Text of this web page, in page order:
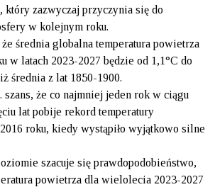
, który zazwyczaj przyczynia się do
w kolejnym roku.
średnia globalna temperatura powietrza
w latach 2023-2027 będzie od 1,1°C do
średnia z lat 1850-1900.
szans, że co najmniej jeden rok w ciągu
lat pobije rekord temperatury
roku, kiedy wystąpiło wyjątkowo silne
szacuje się prawdopodobieństwo,
powietrza dla wielolecia 2023-2027